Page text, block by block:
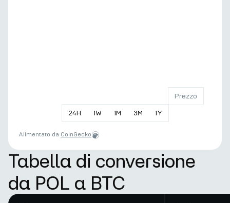
24H 1W 1M 3M 1Y
Prezzo
Alimentato da CoinGecko
Tabella di conversione
da POL a BTC